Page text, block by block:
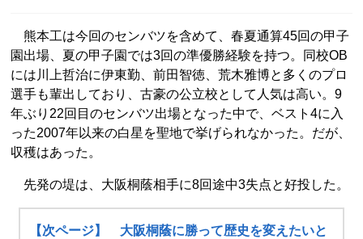
熊本工は今回のセンバツを含めて、春夏通算45回の甲子
園出場、夏の甲子園では3回の準優勝経験を持つ。同校OB
には川上哲治に伊東勤、前田智徳、荒木雅博と多くのプロ
選手も輩出しており、古豪の公立校として人気は高い。9
年ぶり22回目のセンバツ出場となった中で、ベスト4に入
った2007年以来の白星を聖地で挙げられなかった。だが、
収穫はあった。
先発の堤は、大阪桐蔭相手に8回途中3失点と好投した。
【次ページ】 大阪桐蔭に勝って歴史を変えたいと